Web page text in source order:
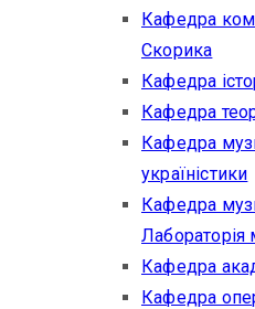
Кафедра
Скорика
Кафедра
Кафедра
Кафедра
україністики
Кафедра
Лабораторія
Кафедра
Кафедра